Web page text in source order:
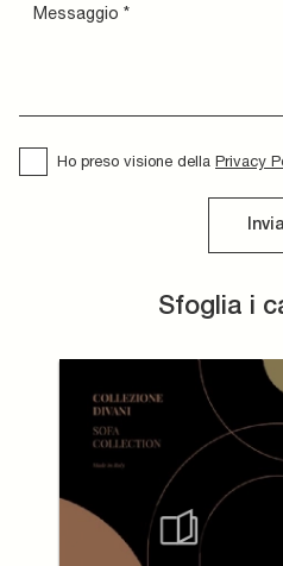
Sfoglia i
Ho preso visione della Privacy
Invia